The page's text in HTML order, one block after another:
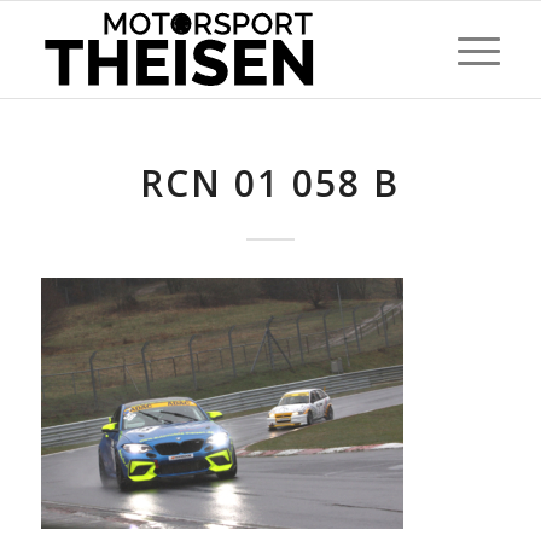
RCN 01 058 B